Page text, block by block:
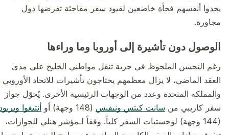
يجدوا أنفسهم فجأة خاضعين لقيود سفر مفاجئة تفرضها دول
مجاورة.
الوصول دون تأشيرة إلى أوروبا وما وراءها
رغم التحسن الملحوظ في حرية تنقل مواطني الخليج على مدى
العقد الماضي، لا يزال معظمهم يحتاجون تأشيرات للاتحاد الأوروبي
والمملكة المتحدة وعدد من الوجهات الرئيسية الأخرى. يُحوّل جواز
سفر كاريبي منسانت كيتس ونيفيس(148 وجهة) أو
أنتيغوا وبربودا
(144 وجهة) لوجستيات السفر كلياً. وفقاً لـمؤشر هنلي للجوازات،